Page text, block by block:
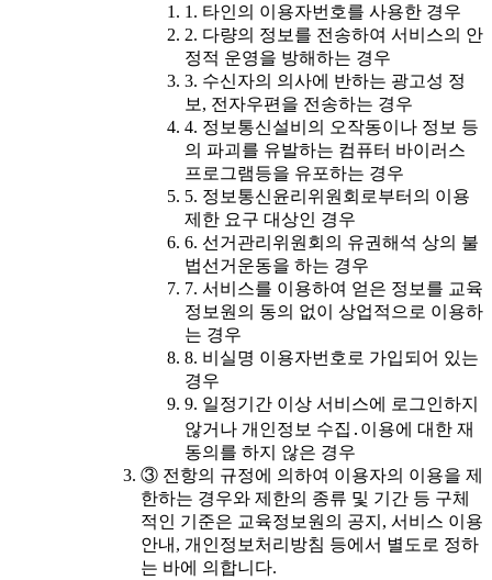
1. 타인의 이용자번호를 사용한 경우
2. 다량의 정보를 전송하여 서비스의 안
정적 운영을 방해하는 경우
3. 수신자의 의사에 반하는 광고성 정
보, 전자우편을 전송하는 경우
4. 정보통신설비의 오작동이나 정보 등
의 파괴를 유발하는 컴퓨터 바이러스
프로그램등을 유포하는 경우
5. 정보통신윤리위원회로부터의 이용
제한 요구 대상인 경우
6. 선거관리위원회의 유권해석 상의 불
법선거운동을 하는 경우
7. 서비스를 이용하여 얻은 정보를 교육
정보원의 동의 없이 상업적으로 이용하
는 경우
8. 비실명 이용자번호로 가입되어 있는
경우
9. 일정기간 이상 서비스에 로그인하지
않거나 개인정보 수집․이용에 대한 재
동의를 하지 않은 경우
③ 전항의 규정에 의하여 이용자의 이용을 제
한하는 경우와 제한의 종류 및 기간 등 구체
적인 기준은 교육정보원의 공지, 서비스 이용
안내, 개인정보처리방침 등에서 별도로 정하
는 바에 의합니다.